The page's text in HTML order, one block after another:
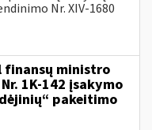
Nr. XIV-1680
finansų ministro
1K-142 įsakymo
pakeitimo